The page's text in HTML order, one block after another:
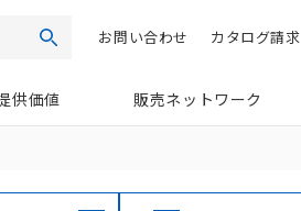
検索 カタログ請求
お問い合わせ
供価値 販売ネットワーク